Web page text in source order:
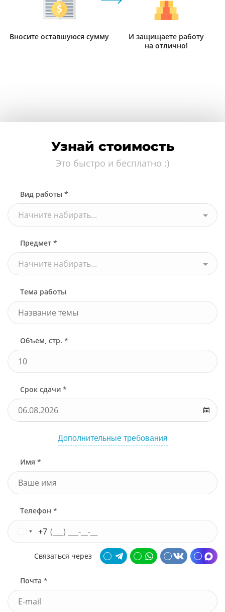
Вносите оставшуюся сумму
И защищаете работу
на отлично!
Узнай стоимость
Это быстро и бесплатно :)
Вид работы *
Начните набирать...
Предмет *
Начните набирать...
Тема работы
Объем, стр. *
Срок сдачи *
Дополнительные требования
Имя *
Телефон *
+7
Связаться через
Почта *